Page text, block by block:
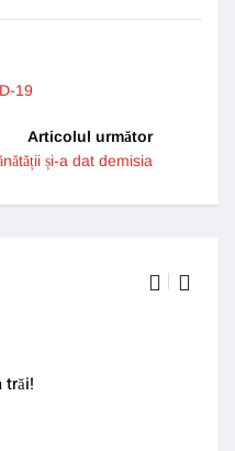
19
Articolul următor
și-a dat demisia
trăi!